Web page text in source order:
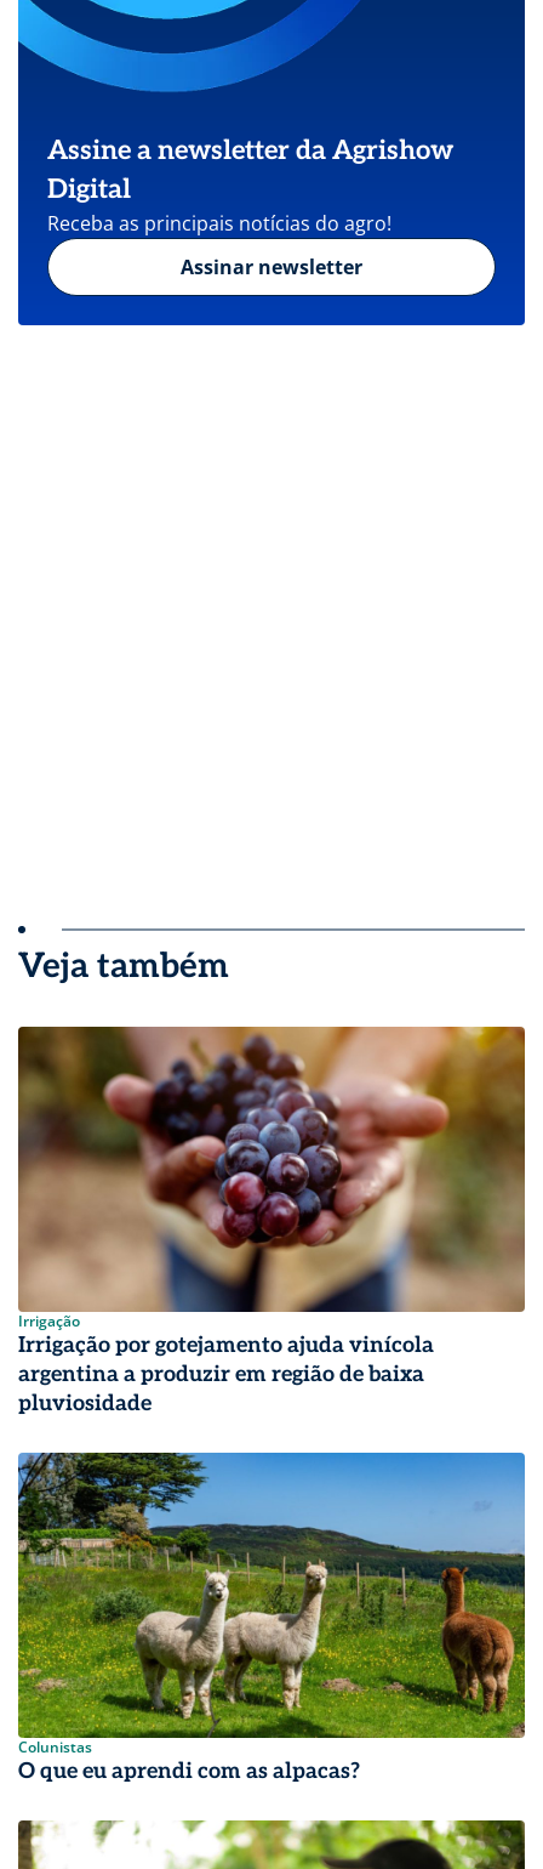
Assine a newsletter da Agrishow
Digital
Receba as principais notícias do agro!
Assinar newsletter
Veja também
Irrigação
Irrigação por gotejamento ajuda vinícola
argentina a produzir em região de baixa
pluviosidade
Colunistas
O que eu aprendi com as alpacas?